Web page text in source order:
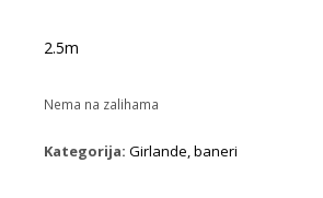
2.5m
Nema na zalihama
Kategorija: Girlande, baneri